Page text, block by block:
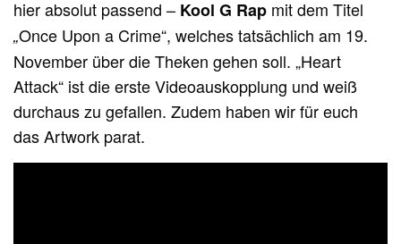
hier absolut passend – Kool G Rap mit dem Titel
„Once Upon a Crime“, welches tatsächlich am 19.
November über die Theken gehen soll. „Heart
Attack“ ist die erste Videoauskopplung und weiß
durchaus zu gefallen. Zudem haben wir für euch
das Artwork parat.